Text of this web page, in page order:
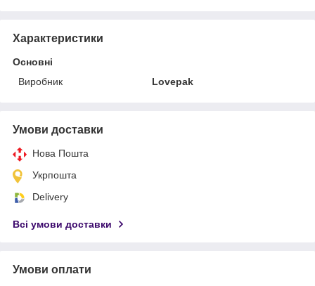
Характеристики
Основні
Виробник
Lovepak
Умови доставки
Нова Пошта
Укрпошта
Delivery
Всі умови доставки
Умови оплати